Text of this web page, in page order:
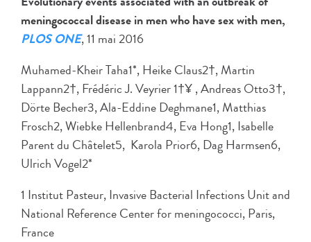
meningococcal disease in men who have sex with men,
PLOS ONE, 11 mai 2016
Muhamed-Kheir Taha1*, Heike Claus2†, Martin
Lappann2†, Frédéric J. Veyrier 1†¥ , Andreas Otto3†,
Dörte Becher3, Ala-Eddine Deghmane1, Matthias
Frosch2, Wiebke Hellenbrand4, Eva Hong1, Isabelle
Parent du Châtelet5, Karola Prior6, Dag Harmsen6,
Ulrich Vogel2*
1 Institut Pasteur, Invasive Bacterial Infections Unit and
National Reference Center for meningococci, Paris,
France